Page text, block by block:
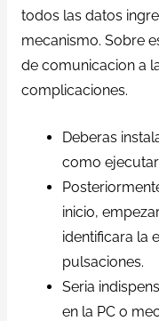
todos las datos
mecanismo. Sobre
de comunicacion a
complicaciones.
Deberas
como
inicio,
identificara la
pulsaciones.
Seria
en la PC o